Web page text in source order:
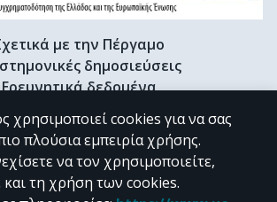
με την Πέργαμο
δημοσιεύσεις
Ερευνητικά δεδομένα
διατριβές & Γκρίζα βιβλιογραφία
Προφίλ Ερευνητή
CC BY-NC 4.0
χρησιμοποιεί cookies για να σας
πλούσια εμπειρία χρήσης.
να τον χρησιμοποιείτε,
τη χρήση των cookies.